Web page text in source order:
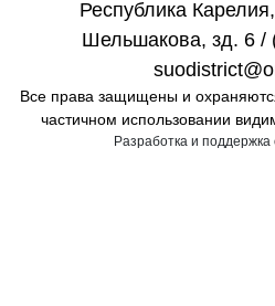
Республика
Шельшакова, зд. 6 /
Все права защищены и
частичном использовании
Разработка и